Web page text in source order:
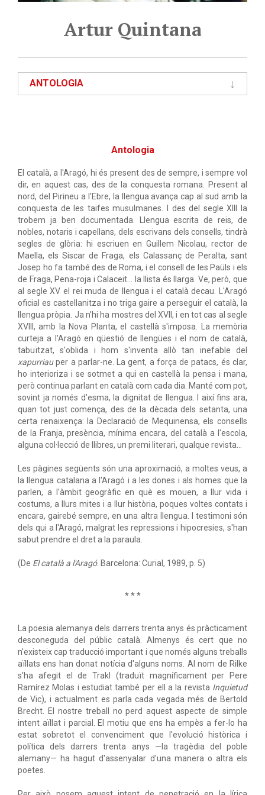
Artur Quintana
ANTOLOGIA
Antologia
El català, a l'Aragó, hi és present des de sempre, i sempre vol
dir, en aquest cas, des de la conquesta romana. Present al
nord, del Pirineu a l'Ebre, la llengua avança cap al sud amb la
conquesta de les taifes musulmanes. I des del segle XIII la
trobem ja ben documentada. Llengua escrita de reis, de
nobles, notaris i capellans, dels escrivans dels consells, tindrà
segles de glòria: hi escriuen en Guillem Nicolau, rector de
Maella, els Siscar de Fraga, els Calassanç de Peralta, sant
Josep ho fa també des de Roma, i el consell de les Paüls i els
de Fraga, Pena-roja i Calaceit... la llista és llarga. Ve, però, que
al segle XV el rei muda de llengua i el català decau. L'Aragó
oficial es castellanitza i no triga gaire a perseguir el català, la
llengua pròpia. Ja n'hi ha mostres del XVII, i en tot cas al segle
XVIII, amb la Nova Planta, el castellà s'imposa. La memòria
curteja a l'Aragó en qüestió de llengües i el nom de català,
tabuïtzat, s'oblida i hom s'inventa allò tan inefable del
xapurriauper a parlar-ne. La gent, a força de patacs, és clar,
ho interioriza i se sotmet a qui en castellà la pensa i mana,
però continua parlant en català com cada dia. Manté com pot,
sovint ja només d'esma, la dignitat de llengua. I així fins ara,
quan tot just comença, des de la dècada dels setanta, una
certa renaixença: la Declaració de Mequinensa, els consells
de la Franja, presència, mínima encara, del català a l'escola,
alguna col·lecció de llibres, un premi literari, qualque revista...
Les pàgines següents són una aproximació, a moltes veus, a
la llengua catalana a l'Aragó i a les dones i als homes que la
parlen, a l'àmbit geogràfic en què es mouen, a llur vida i
costums, a llurs mites i a llur història, poques voltes contats i
encara, gairebé sempre, en una altra llengua. I testimoni són
dels qui a l'Aragó, malgrat les repressions i hipocresies, s'han
sabut prendre el dret a la paraula.
(De El català a l'Aragó. Barcelona: Curial, 1989, p. 5)
* * *
La poesia alemanya dels darrers trenta anys és pràcticament
desconeguda del públic català. Almenys és cert que no
n'existeix cap traducció important i que només alguns treballs
aïllats ens han donat notícia d'alguns noms. Al nom de Rilke
s'ha afegit el de Trakl (traduït magníficament per Pere
Ramírez Molas i estudiat també per ell a la revista Inquietud
de Vic), i actualment es parla cada vegada més de Bertold
Brecht. El nostre treball no perd aquest aspecte de simple
intent aïllat i parcial. El motiu que ens ha empès a fer-lo ha
estat sobretot el convenciment que l'evolució històrica i
política dels darrers trenta anys —la tragèdia del poble
alemany— ha hagut d'assenyalar d'una manera o altra els
poetes.